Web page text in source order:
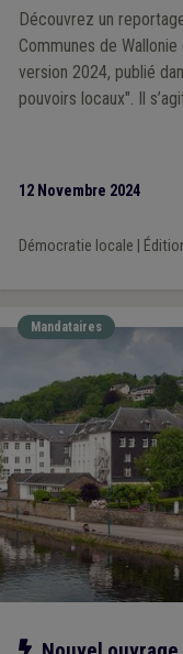
Découvrez un
Communes de
version 2024, publié
pouvoirs locaux". Il
12 Novembre 2024
Démocratie locale
Mandataires